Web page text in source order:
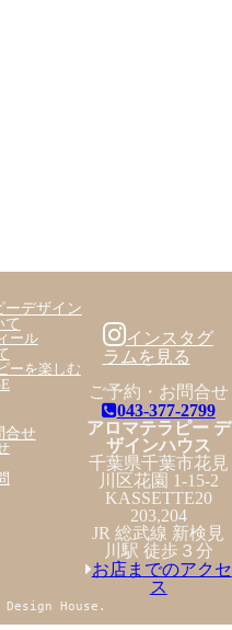
ーデザイン
て
ール
ーを楽しむ
合せ
インスタグ
ラムを見る
ご予約・お問合せ
043-377-2799
アロマテラピー デ
ザインハウス
千葉県千葉市花見
川区花園 1-15-2
KASSETTE20
203,204
JR 総武線 新検見
川駅 徒歩３分
お店までのアクセ
ス
Design House.